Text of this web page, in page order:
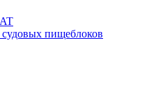
пищеблоков